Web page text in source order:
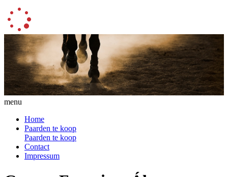
menu
Home
Paarden te koop
Paarden te koop
Contact
Impressum